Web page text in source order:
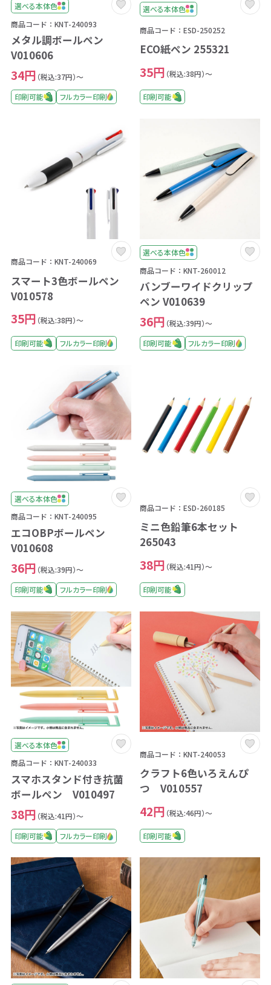
選べる本体色
商品コード：KNT-240093
メタル調ボールペン
V010606
34円 （税込:37円）～
印刷可能
フルカラー印刷
選べる本体色
商品コード：ESD-250252
ECO紙ペン 255321
35円 （税込:38円）～
印刷可能
商品コード：KNT-240069
スマート3色ボールペン
V010578
35円 （税込:38円）～
印刷可能 フルカラー印刷
選べる本体色
商品コード：KNT-260012
バンブーワイドクリップ
ペン V010639
36円 （税込:39円）～
印刷可能
フルカラー印刷
選べる本体色
商品コード：KNT-240095
エコOBPボールペン
V010608
36円 （税込:39円）～
印刷可能
フルカラー印刷
商品コード：ESD-260185
ミニ色鉛筆6本セット
265043
38円 （税込:41円）～
印刷可能
選べる本体色
商品コード：KNT-240033
スマホスタンド付き抗菌
ボールペン V010497
38円 （税込:41円）～
印刷可能
フルカラー印刷
商品コード：KNT-240053
クラフト6色いろえんぴ
つ V010557
42円 （税込:46円）～
印刷可能